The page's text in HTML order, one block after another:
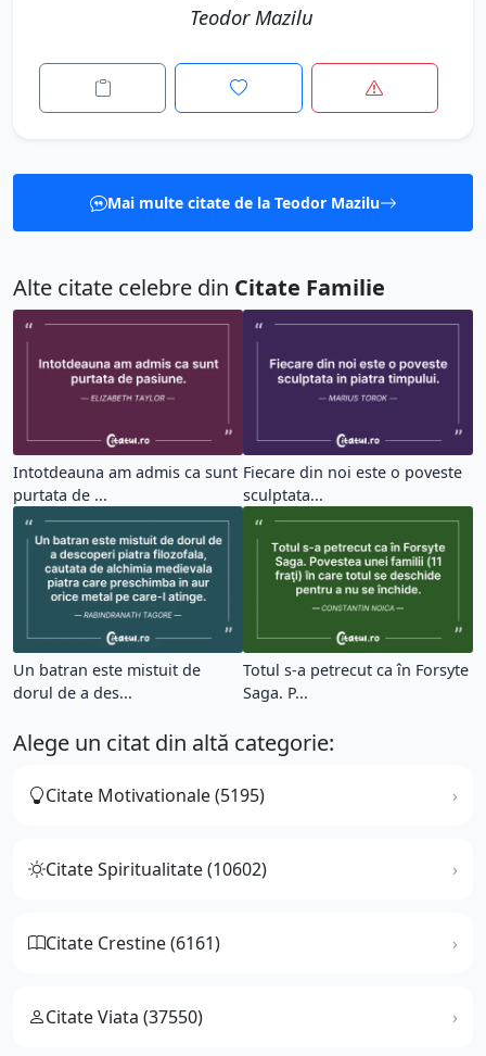
Teodor Mazilu
Mai multe citate de la Teodor Mazilu
Alte citate celebre din Citate Familie
Intotdeauna am admis ca sunt
purtata de ...
Fiecare din noi este o poveste
sculptata...
Un batran este mistuit de
dorul de a des...
Totul s-a petrecut ca în Forsyte
Saga. P...
Alege un citat din altă categorie:
Citate Motivationale (5195)
Citate Spiritualitate (10602)
Citate Crestine (6161)
Citate Viata (37550)